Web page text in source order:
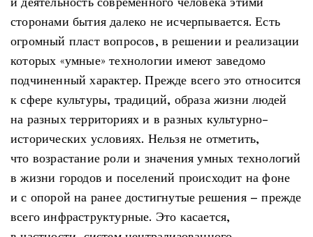
сторонами бытия далеко не исчерпывается. Есть
огромный пласт вопросов, в решении и реализации
которых «умные» технологии имеют заведомо
подчиненный характер. Прежде всего это относится
к сфере культуры, традиций, образа жизни людей
на разных территориях и в разных культурно-
исторических условиях. Нельзя не отметить,
что возрастание роли и значения умных технологий
в жизни городов и поселений происходит на фоне
и с опорой на ранее достигнутые решения – прежде
всего инфраструктурные. Это касается,